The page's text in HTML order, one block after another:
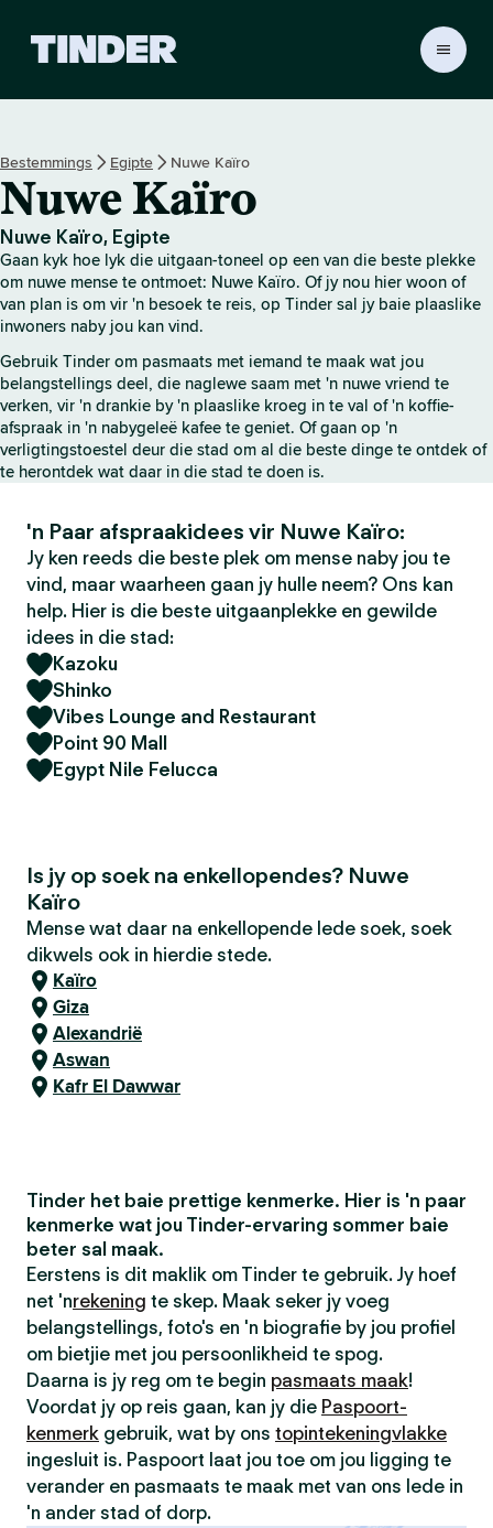
r
-
t
i
s
b
l
d
Bestemmings Egipte Nuwe Kaïro
Nuwe Kaïro
Nuwe Kaïro, Egipte
Gaan kyk hoe lyk die uitgaan-toneel op een van die beste plekke
om nuwe mense te ontmoet: Nuwe Kaïro. Of jy nou hier woon of
van plan is om vir 'n besoek te reis, op Tinder sal jy baie plaaslike
inwoners naby jou kan vind.
Gebruik Tinder om pasmaats met iemand te maak wat jou
belangstellings deel, die naglewe saam met 'n nuwe vriend te
verken, vir 'n drankie by 'n plaaslike kroeg in te val of 'n koffie-
afspraak in 'n nabygeleë kafee te geniet. Of gaan op 'n
verligtingstoestel deur die stad om al die beste dinge te ontdek of
te herontdek wat daar in die stad te doen is.
'n Paar afspraakidees vir Nuwe Kaïro:
Jy ken reeds die beste plek om mense naby jou te
vind, maar waarheen gaan jy hulle neem? Ons kan
help. Hier is die beste uitgaanplekke en gewilde
idees in die stad:
Kazoku
Shinko
Vibes Lounge and Restaurant
Point 90 Mall
Egypt Nile Felucca
Is jy op soek na enkellopendes? Nuwe
Kaïro
Mense wat daar na enkellopende lede soek, soek
dikwels ook in hierdie stede.
Kaïro
Giza
Alexandrië
Aswan
Kafr El Dawwar
Tinder het baie prettige kenmerke. Hier is 'n paar
kenmerke wat jou Tinder-ervaring sommer baie
beter sal maak.
Eerstens is dit maklik om Tinder te gebruik. Jy hoef
net 'nrekening te skep. Maak seker jy voeg
belangstellings, foto's en 'n biografie by jou profiel
om bietjie met jou persoonlikheid te spog.
Daarna is jy reg om te begin pasmaats maak!
Voordat jy op reis gaan, kan jy die Paspoort-
kenmerk gebruik, wat by ons topintekeningvlakke
ingesluit is. Paspoort laat jou toe om jou ligging te
verander en pasmaats te maak met van ons lede in
'n ander stad of dorp.